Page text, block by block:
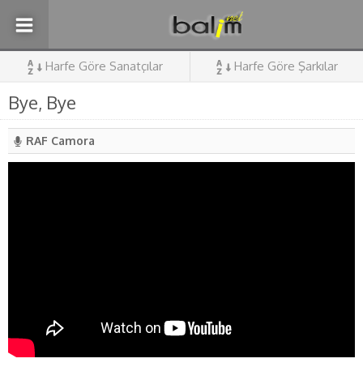
Harfe Göre Sanatçılar Harfe Göre Şarkılar
Bye, Bye
RAF Camora